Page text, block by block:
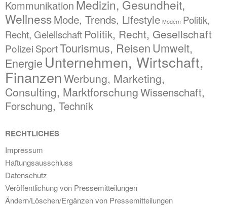
Kommunikation Medizin, Gesundheit,
WellnessMode, Trends, Lifestyle Modern Politik,
Recht, Gelellschaft Politik, Recht, Gesellschaft
Polizei SportTourismus, Reisen Umwelt,
Energie Unternehmen, Wirtschaft,
FinanzenWerbung, Marketing,
Consulting, MarktforschungWissenschaft,
Forschung, Technik
RECHTLICHES
Impressum
Haftungsausschluss
Datenschutz
Veröffentlichung von Pressemitteilungen
Ändern/Löschen/Ergänzen von Pressemitteilungen